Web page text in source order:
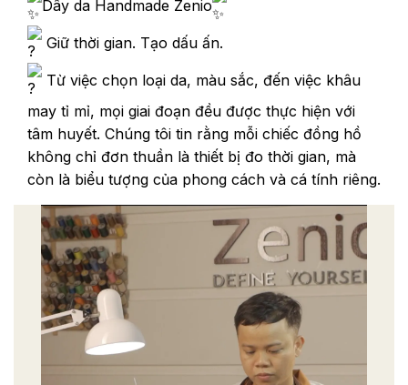
Dây da Handmade Zenio
Giữ thời gian. Tạo dấu ấn.
Từ việc chọn loại da, màu sắc, đến việc khâu
may tỉ mỉ, mọi giai đoạn đều được thực hiện với
tâm huyết. Chúng tôi tin rằng mỗi chiếc đồng hồ
không chỉ đơn thuần là thiết bị đo thời gian, mà
còn là biểu tượng của phong cách và cá tính riêng.